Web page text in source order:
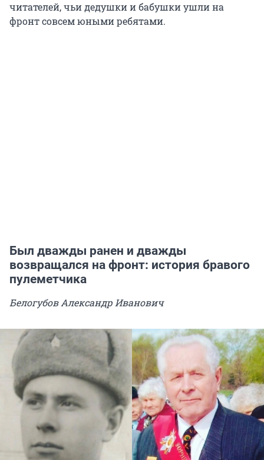
читателей, чьи дедушки и бабушки ушли на
фронт совсем юными ребятами.
Был дважды ранен и дважды
возвращался на фронт: история бравого
пулеметчика
Белогубов Александр Иванович